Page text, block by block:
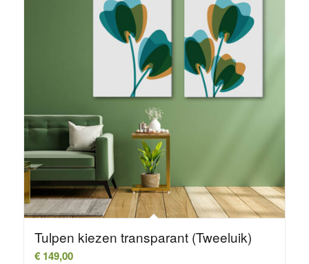
Tulpen kiezen transparant (Tweeluik)
€149,00